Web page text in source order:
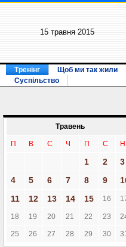
15 травня 2015
Тренінг Щоб ми так жили
Суспільство
Травень
П В С Ч П С Н
1 2
3
4
5 6 7 8 9
11
12 13 14 15 16
18 19 20 21 22 23
25 26 27 28 29 30